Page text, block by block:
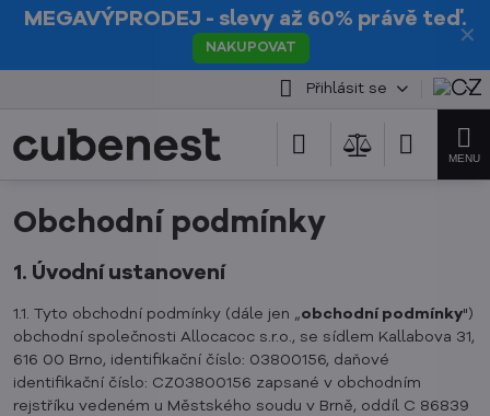
✕
MEGAVÝPRODEJ - slevy až 60% právě teď.
NAKUPOVAT
Přihlásit se
Obchodní podmínky
1. Úvodní ustanovení
1.1. Tyto obchodní podmínky (dále jen „obchodní podmínky")
obchodní společnosti Allocacoc s.r.o., se sídlem Kallabova 31,
616 00 Brno, identifikační číslo: 03800156, daňové
identifikační číslo: CZ03800156 zapsané v obchodním
rejstříku vedeném u Městského soudu v Brně, oddíl C 86839